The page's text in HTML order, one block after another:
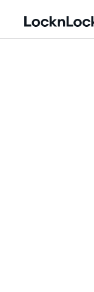
LocknLock